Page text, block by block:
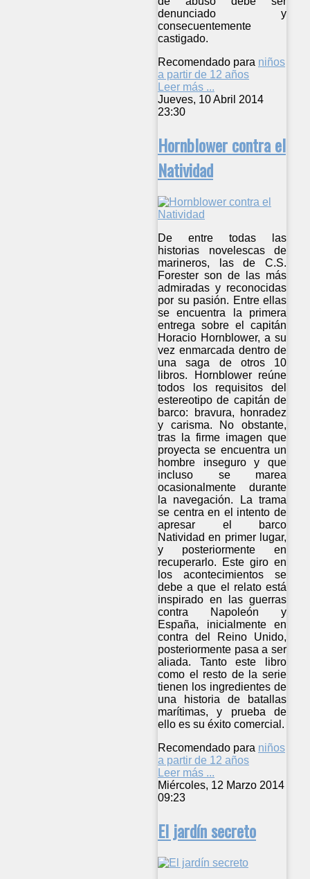
denunciado y
consecuentemente
castigado.
Recomendado para niños
a partir de 12 años
Leer más ...
Jueves, 10 Abril 2014
23:30
Hornblower contra el
Natividad
De entre todas las
historias novelescas de
marineros, las de C.S.
Forester son de las más
admiradas y reconocidas
por su pasión. Entre ellas
se encuentra la primera
entrega sobre el capitán
Horacio Hornblower, a su
vez enmarcada dentro de
una saga de otros 10
libros. Hornblower reúne
todos los requisitos del
estereotipo de capitán de
barco: bravura, honradez
y carisma. No obstante,
tras la firme imagen que
proyecta se encuentra un
hombre inseguro y que
incluso se marea
ocasionalmente durante
la navegación. La trama
se centra en el intento de
apresar el barco
Natividad en primer lugar,
y posteriormente en
recuperarlo. Este giro en
los acontecimientos se
debe a que el relato está
inspirado en las guerras
contra Napoleón y
España, inicialmente en
contra del Reino Unido,
posteriormente pasa a ser
aliada. Tanto este libro
como el resto de la serie
tienen los ingredientes de
una historia de batallas
marítimas, y prueba de
ello es su éxito comercial.
Recomendado para niños
a partir de 12 años
Leer más ...
Miércoles, 12 Marzo 2014
09:23
El jardín secreto